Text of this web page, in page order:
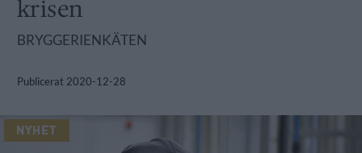
krisen
BRYGGERIENKÄTEN
Publicerat 2020-12-28
NYHET